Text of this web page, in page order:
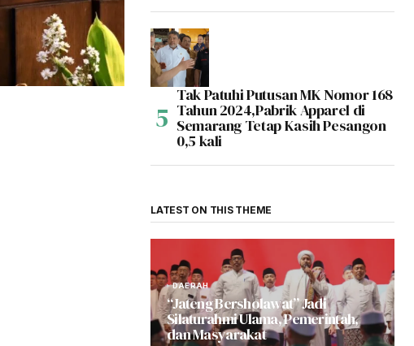
Tak Patuhi Putusan MK Nomor 168
Tahun 2024,Pabrik Apparel di
Semarang Tetap Kasih Pesangon
0,5 kali
LATEST ON THIS THEME
DAERAH
“Jateng Bersholawat” Jadi
Silaturahmi Ulama, Pemerintah,
dan Masyarakat